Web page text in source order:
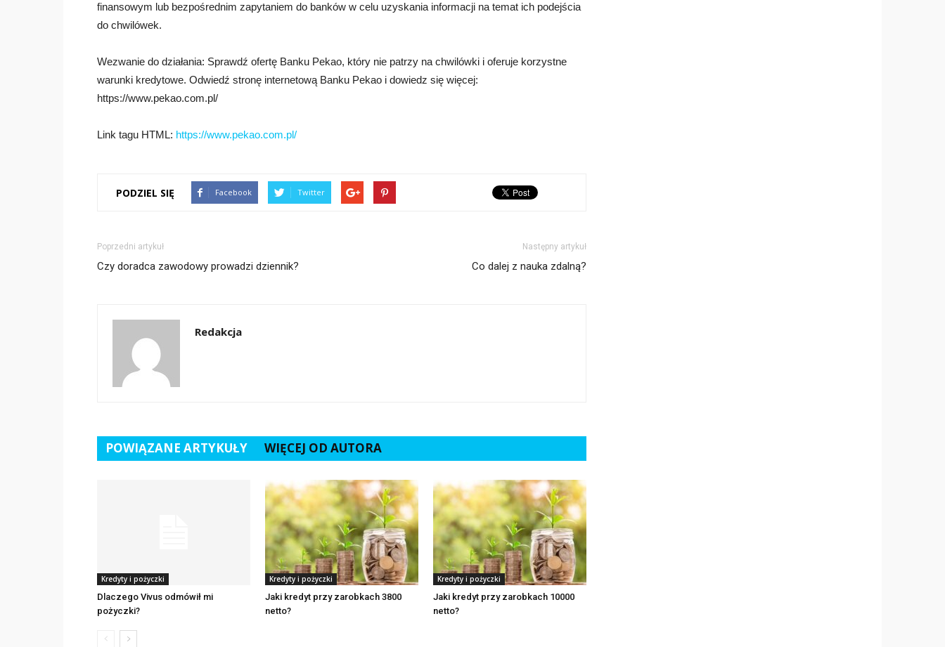
finansowym lub bezpośrednim zapytaniem do banków w celu uzyskania informacji na temat ich podejścia
do chwilówek.
Wezwanie do działania: Sprawdź ofertę Banku Pekao, który nie patrzy na chwilówki i oferuje korzystne
warunki kredytowe. Odwiedź stronę internetową Banku Pekao i dowiedz się więcej:
https://www.pekao.com.pl/
Link tagu HTML: https://www.pekao.com.pl/
PODZIEL SIĘ Facebook Twitter
Poprzedni artykuł
Czy doradca zawodowy prowadzi dziennik?
Następny artykuł
Co dalej z nauka zdalną?
Redakcja
POWIĄZANE ARTYKUŁY WIĘCEJ OD AUTORA
Kredyty i pożyczki
Dlaczego Vivus odmówił mi
pożyczki?
Kredyty i pożyczki
Jaki kredyt przy zarobkach 3800
netto?
Kredyty i pożyczki
Jaki kredyt przy zarobkach 10000
netto?